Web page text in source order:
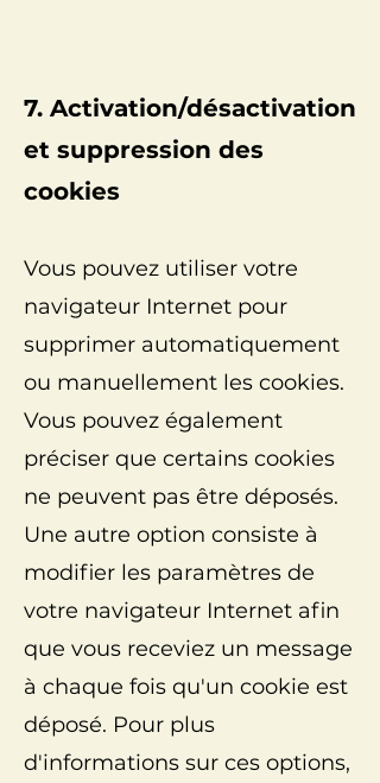
7. Activation/désactivation
et suppression des
cookies
Vous pouvez utiliser votre
navigateur Internet pour
supprimer automatiquement
ou manuellement les cookies.
Vous pouvez également
préciser que certains cookies
ne peuvent pas être déposés.
Une autre option consiste à
modifier les paramètres de
votre navigateur Internet afin
que vous receviez un message
à chaque fois qu'un cookie est
déposé. Pour plus
d'informations sur ces options,